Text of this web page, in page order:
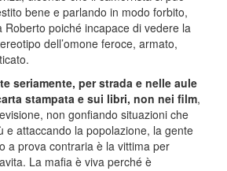
bene e parlando in modo forbito,
Roberto poiché incapace di vedere la
dell’omone feroce, armato,
seriamente, per strada e nelle aule
stampata e sui libri, non nei film,
non gonfiando situazioni che
e attaccando la popolazione, la gente
a prova contraria è la vittima per
La mafia è viva perché è